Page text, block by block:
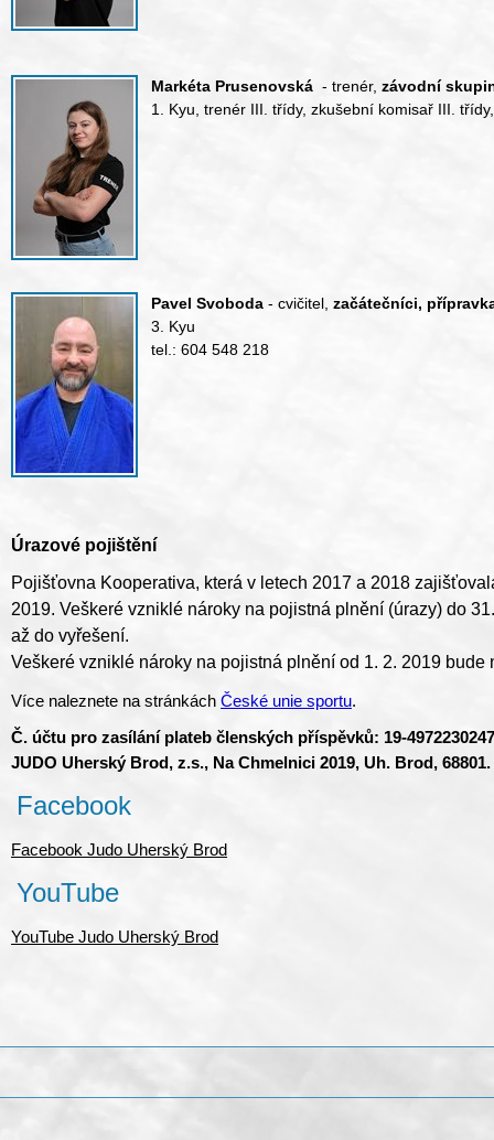
Markéta Prusenovská - trenér, závodní
1. Kyu, trenér III. třídy, zkušební komisař III.
Pavel Svoboda - cvičitel, začátečníci,
3. Kyu
tel.: 604 548 218
Úrazové pojištění
Pojišťovna Kooperativa, která v letech 2017 a 2018
2019. Veškeré vzniklé nároky na pojistná plnění (úrazy) do
až do vyřešení.
Veškeré vzniklé nároky na pojistná plnění od 1. 2. 2019 bude
Více naleznete na stránkách České unie sportu.
Č. účtu pro zasílání plateb členských příspěvků: 19-
JUDO Uherský Brod, z.s., Na Chmelnici 2019, Uh. Brod, 68801.
Facebook
Facebook Judo Uherský Brod
YouTube
YouTube Judo Uherský Brod